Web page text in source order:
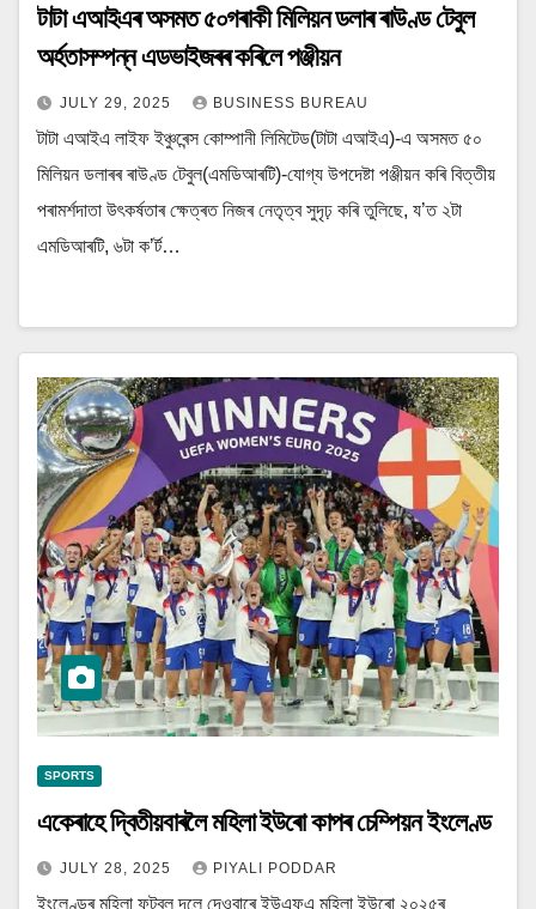
টাটা এআইএৰ অসমত ৫০গৰাকী মিলিয়ন ডলাৰ ৰাউণ্ড টেবুল
অৰ্হতাসম্পন্ন এডভাইজৰৰ কৰিলে পঞ্জীয়ন
JULY 29, 2025 BUSINESS BUREAU
টাটা এআইএ লাইফ ইঞ্চুৰেন্স কোম্পানী লিমিটেড(টাটা এআইএ)-এ অসমত ৫০
মিলিয়ন ডলাৰৰ ৰাউণ্ড টেবুল(এমডিআৰটি)-যোগ্য উপদেষ্টা পঞ্জীয়ন কৰি বিত্তীয়
পৰামৰ্শদাতা উৎকৰ্ষতাৰ ক্ষেত্ৰত নিজৰ নেতৃত্ব সুদৃঢ় কৰি তুলিছে, য’ত ২টা
এমডিআৰটি, ৬টা ক’ৰ্ট…
SPORTS
একেৰাহে দ্বিতীয়বাৰলৈ মহিলা ইউৰো কাপৰ চেম্পিয়ন ইংলেণ্ড
JULY 28, 2025 PIYALI PODDAR
ইংলেণ্ডৰ মহিলা ফুটবল দলে দেওবাৰে ইউএফএ মহিলা ইউৰো ২০২৫ৰ